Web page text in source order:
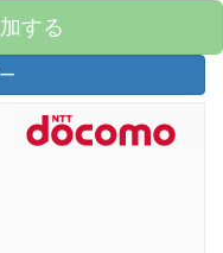
する